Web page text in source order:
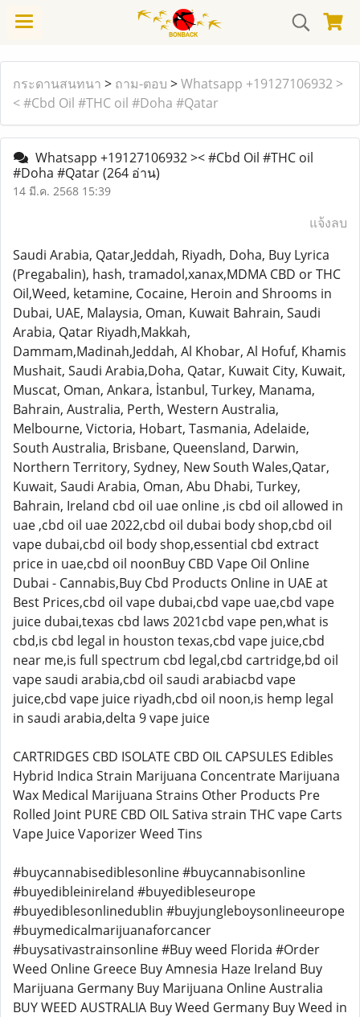
กระดานสนทนา > ถาม-ตอบ >Whatsapp +19127106932 >
< #Cbd Oil #THC oil #Doha #Qatar
Whatsapp +19127106932 >< #Cbd Oil #THC oil
#Doha #Qatar(264 อ่าน)
14 มี.ค. 2568 15:39
แจ้งลบ
Saudi Arabia, Qatar,Jeddah, Riyadh, Doha, Buy Lyrica
(Pregabalin), hash, tramadol,xanax,MDMA CBD or THC
Oil,Weed, ketamine, Cocaine, Heroin and Shrooms in
Dubai, UAE, Malaysia, Oman, Kuwait Bahrain, Saudi
Arabia, Qatar Riyadh,Makkah,
Dammam,Madinah,Jeddah, Al Khobar, Al Hofuf, Khamis
Mushait, Saudi Arabia,Doha, Qatar, Kuwait City, Kuwait,
Muscat, Oman, Ankara, İstanbul, Turkey, Manama,
Bahrain, Australia, Perth, Western Australia,
Melbourne, Victoria, Hobart, Tasmania, Adelaide,
South Australia, Brisbane, Queensland, Darwin,
Northern Territory, Sydney, New South Wales,Qatar,
Kuwait, Saudi Arabia, Oman, Abu Dhabi, Turkey,
Bahrain, Ireland cbd oil uae online ,is cbd oil allowed in
uae ,cbd oil uae 2022,cbd oil dubai body shop,cbd oil
vape dubai,cbd oil body shop,essential cbd extract
price in uae,cbd oil noonBuy CBD Vape Oil Online
Dubai - Cannabis,Buy Cbd Products Online in UAE at
Best Prices,cbd oil vape dubai,cbd vape uae,cbd vape
juice dubai,texas cbd laws 2021cbd vape pen,what is
cbd,is cbd legal in houston texas,cbd vape juice,cbd
near me,is full spectrum cbd legal,cbd cartridge,bd oil
vape saudi arabia,cbd oil saudi arabiacbd vape
juice,cbd vape juice riyadh,cbd oil noon,is hemp legal
in saudi arabia,delta 9 vape juice
CARTRIDGES CBD ISOLATE CBD OIL CAPSULES Edibles
Hybrid Indica Strain Marijuana Concentrate Marijuana
Wax Medical Marijuana Strains Other Products Pre
Rolled Joint PURE CBD OIL Sativa strain THC vape Carts
Vape Juice Vaporizer Weed Tins
#buycannabisediblesonline #buycannabisonline
#buyedibleinireland #buyedibleseurope
#buyediblesonlinedublin #buyjungleboysonlineeurope
#buymedicalmarijuanaforcancer
#buysativastrainsonline #Buy weed Florida #Order
Weed Online Greece Buy Amnesia Haze Ireland Buy
Marijuana Germany Buy Marijuana Online Australia
BUY WEED AUSTRALIA Buy Weed Germany Buy Weed in